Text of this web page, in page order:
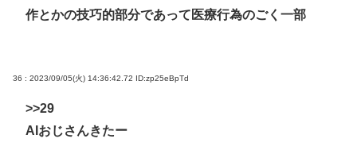
作とかの技巧的部分であって医療行為のごく一部
36 : 2023/09/05(火) 14:36:42.72 ID:zp25eBpTd
>>29
AIおじさんきたー